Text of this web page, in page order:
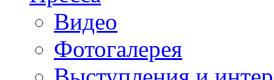
Видео
Фотогалерея